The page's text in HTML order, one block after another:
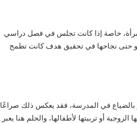
خاصة إذا كانت تجلس في فصل دراسي
حتى نجاحها في تحقيق هدف كانت تطمح
بالضياع في المدرسة، فقد يعكس ذلك صراعًا
أو تربيتها لأطفالها، والحلم هنا يعبر